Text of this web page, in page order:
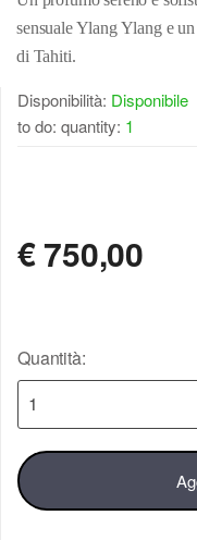
sensuale Ylang Ylang e
di Tahiti.
Disponibilità: Disponibile
to do: quantity: 1
€750,00
Quantità: